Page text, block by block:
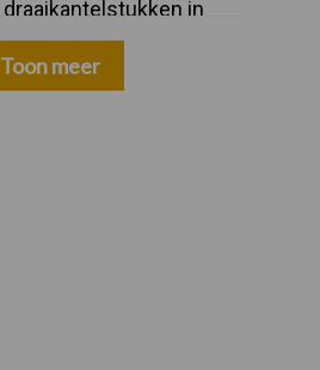
draaikantelstukken in
drie nieuwe landen
Toon meer